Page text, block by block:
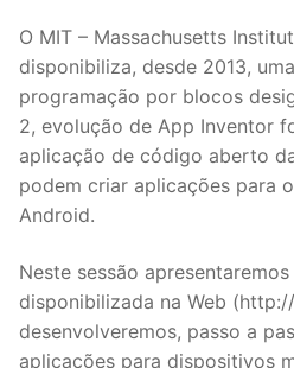
O MIT – Massachusetts
disponibiliza, desde 2013,
programação por blocos
2, evolução de App Inventor
aplicação de código aberto
podem criar aplicações para
Android.
Neste sessão
disponibilizada na Web
desenvolveremos, passo a
aplicações para dispositivos